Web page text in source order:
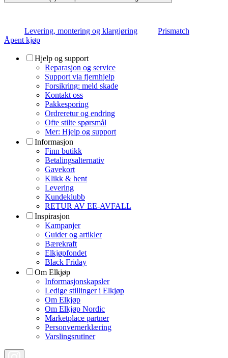
Levering, montering og klargjøring
Prismatch
Åpent kjøp
Hjelp og support
Reparasjon og service
Support via fjernhjelp
Forsikring: meld skade
Kontakt oss
Pakkesporing
Ordreretur og endring
Ofte stilte spørsmål
Mer: Hjelp og support
Informasjon
Finn butikk
Betalingsalternativ
Gavekort
Klikk & hent
Levering
Kundeklubb
RETUR AV EE-AVFALL
Inspirasjon
Kampanjer
Guider og artikler
Bærekraft
Elkjøpfondet
Black Friday
Om Elkjøp
Informasjonskapsler
Ledige stillinger i Elkjøp
Om Elkjøp
Om Elkjøp Nordic
Marketplace partner
Personvernerklæring
Varslingsrutiner